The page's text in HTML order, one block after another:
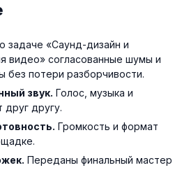
задаче «Саунд-дизайн и
видео» согласованные шумы и
без потери разборчивости.
звук. Голос, музыка и
другу.
Громкость и формат
Переданы финальный мастер